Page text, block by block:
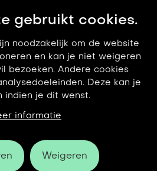
privacy policy
gebruikt cookies.
noodzakelijk om de website
en kan je niet weigeren
bezoeken. Andere cookies
Deze kan je
indien je dit wenst.
informatie
Weigeren